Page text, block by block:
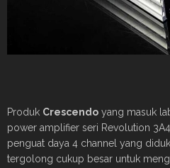
Produk Crescendo yang masuk
power amplifier seri Revolution
penguat daya 4 channel yang
tergolong cukup besar untuk